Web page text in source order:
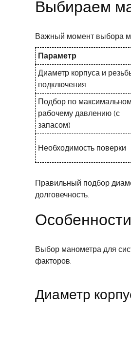
Выбираем
Важный момент выбора
Параметр
Диаметр корпуса и
подключения
Подбор по
рабочему давлению (с
запасом)
Необходимость поверки
Правильный подбор
долговечность.
Выбор манометра для
факторов.
Диаметр